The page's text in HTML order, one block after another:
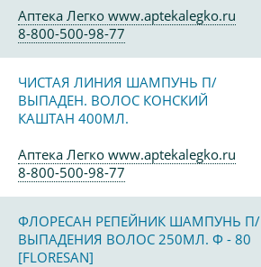
Аптека Легко www.aptekalegko.ru
8-800-500-98-77
ЧИСТАЯ ЛИНИЯ ШАМПУНЬ П/
ВЫПАДЕН. ВОЛОС КОНСКИЙ
КАШТАН 400МЛ.
Аптека Легко www.aptekalegko.ru
8-800-500-98-77
ФЛОРЕСАН РЕПЕЙНИК ШАМПУНЬ П/
ВЫПАДЕНИЯ ВОЛОС 250МЛ. Ф - 80
[FLORESAN]